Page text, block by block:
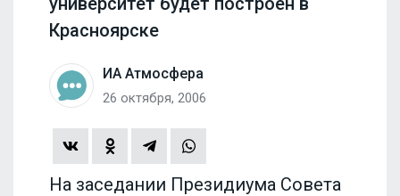
Красноярске
ИА Атмосфера
26 октября, 2006
На заседании Президиума Совета